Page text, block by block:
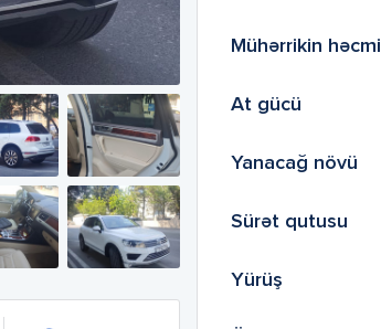
Mühərrikin həcmi
At gücü
Yanacağ növü
Sürət qutusu
Yürüş